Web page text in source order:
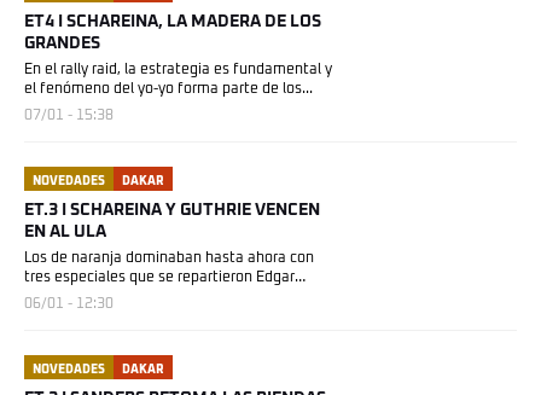
ET4 I SCHAREINA, LA MADERA DE LOS
GRANDES
En el rally raid, la estrategia es fundamental y
el fenómeno del yo-yo forma parte de los...
07/01 - 15:38
NOVEDADES DAKAR
ET.3 I SCHAREINA Y GUTHRIE VENCEN
EN AL ULA
Los de naranja dominaban hasta ahora con
tres especiales que se repartieron Edgar
Canet y Daniel...
06/01 - 12:30
NOVEDADES DAKAR